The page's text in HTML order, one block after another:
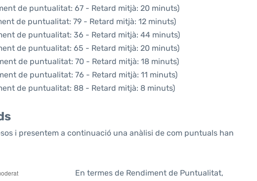
de puntualitat: 67 - Retard mitjà: 20 minuts)
de puntualitat: 79 - Retard mitjà: 12 minuts)
de puntualitat: 36 - Retard mitjà: 44 minuts)
de puntualitat: 65 - Retard mitjà: 20 minuts)
de puntualitat: 70 - Retard mitjà: 18 minuts)
de puntualitat: 76 - Retard mitjà: 11 minuts)
de puntualitat: 88 - Retard mitjà: 8 minuts)
i presentem a continuació una anàlisi de com puntuals han
En termes de Rendiment de Puntualitat,